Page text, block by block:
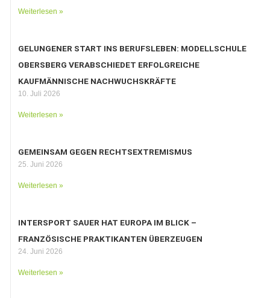
Weiterlesen »
GELUNGENER START INS BERUFSLEBEN: MODELLSCHULE
OBERSBERG VERABSCHIEDET ERFOLGREICHE
KAUFMÄNNISCHE NACHWUCHSKRÄFTE
10. Juli 2026
Weiterlesen »
GEMEINSAM GEGEN RECHTSEXTREMISMUS
25. Juni 2026
Weiterlesen »
INTERSPORT SAUER HAT EUROPA IM BLICK –
FRANZÖSISCHE PRAKTIKANTEN ÜBERZEUGEN
24. Juni 2026
Weiterlesen »